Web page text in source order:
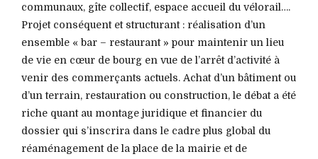
communaux, gîte collectif, espace accueil du vélorail….
Projet conséquent et structurant : réalisation d’un
ensemble « bar – restaurant » pour maintenir un lieu
de vie en cœur de bourg en vue de l’arrêt d’activité à
venir des commerçants actuels. Achat d’un bâtiment ou
d’un terrain, restauration ou construction, le débat a été
riche quant au montage juridique et financier du
dossier qui s’inscrira dans le cadre plus global du
réaménagement de la place de la mairie et de